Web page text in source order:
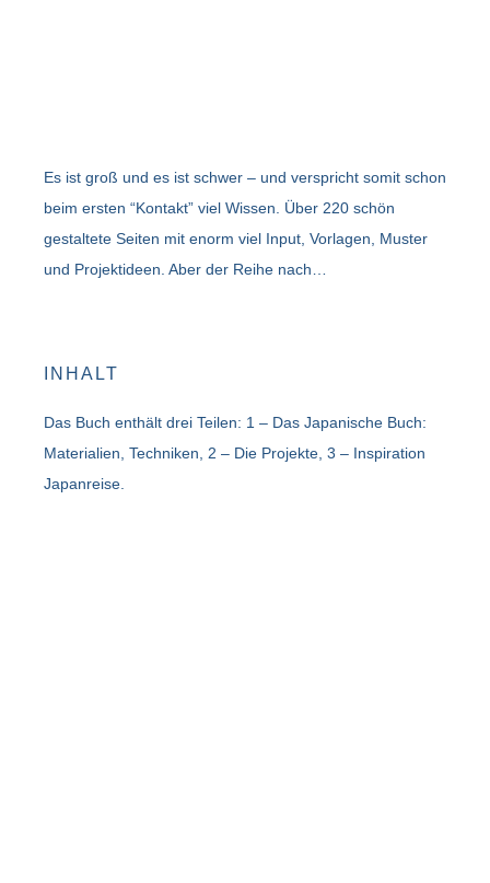
Es ist groß und es ist schwer – und verspricht somit schon
beim ersten “Kontakt” viel Wissen. Über 220 schön
gestaltete Seiten mit enorm viel Input, Vorlagen, Muster
und Projektideen. Aber der Reihe nach…
INHALT
Das Buch enthält drei Teilen: 1 – Das Japanische Buch:
Materialien, Techniken, 2 – Die Projekte, 3 – Inspiration
Japanreise.